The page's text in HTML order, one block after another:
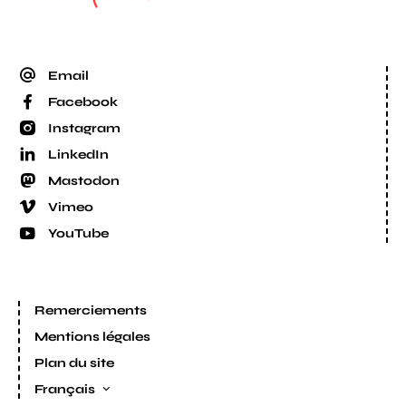
Email
Facebook
Instagram
LinkedIn
Mastodon
Vimeo
YouTube
Remerciements
Mentions légales
Plan du site
Français